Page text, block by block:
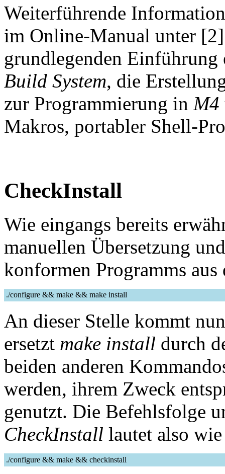
Weiterführende
im Online-Manual unter
grundlegenden
Build System, die
zur Programmierung in M4
Makros, portabler Shell-
CheckInstall
Wie eingangs bereits
manuellen Übersetzung
konformen Programms
./configure && make && make install
An dieser Stelle kommt
ersetzt make install durch
beiden anderen
werden, ihrem Zweck
genutzt. Die Befehlsfolge
CheckInstall lautet also
./configure && make && checkinstall